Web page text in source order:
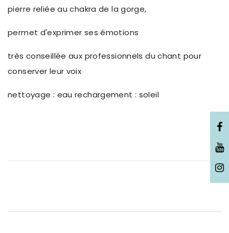
pierre reliée au chakra de la gorge,
permet d'exprimer ses émotions
très conseillée aux professionnels du chant pour
conserver leur voix
nettoyage : eau rechargement : soleil